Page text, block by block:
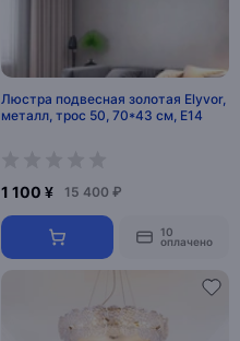
Люстра подвесная золотая Elyvor,
металл, трос 50, 70*43 см, E14
1 100 ¥ 15 400 ₽
10
оплачено